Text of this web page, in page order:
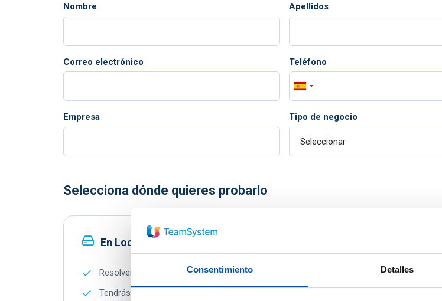
Consentimiento Detalles
Nombre Apellidos
Correo electrónico Teléfono
Empresa Tipo de negocio
Seleccionar
Selecciona dónde quieres probarlo
En Local
Resolveremos todas tus dudas personalmente por email y teléfono.
Tendrás acceso a nuestro Centro de Soporte Online y al asistente